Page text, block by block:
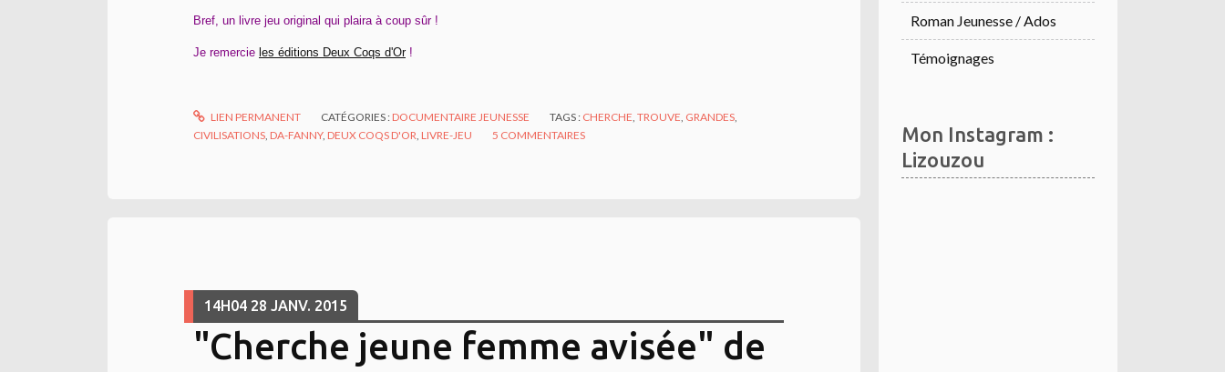
Bref, un livre jeu original qui plaira à coup sûr !
Je remercie les éditions Deux Coqs d'Or!
LIEN PERMANENT CATÉGORIES :DOCUMENTAIRE JEUNESSE TAGS : CHERCHE ,TROUVE GRANDES
CIVILISATIONS DA-FANNY, DEUX COQS D'OR LIVRE-JEU 5 COMMENTAIRES
14H04 28 JANV. 2015
"Cherche jeune femme avisée" de
Roman Jeunesse / Ados
Témoignages
Mon Instagram :
Lizouzou